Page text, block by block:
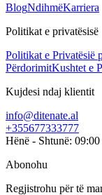
BlogNdihmëKarriera
Politikat e privatësisë
Politikat e Privatësië
PërdorimitKushtet e
Kujdesi ndaj klientit
info@ditenate.al
+355677333777
Hënë - Shtunë:
Abonohu
Regjistrohu për të